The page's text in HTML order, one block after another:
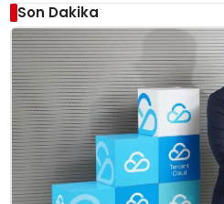
Son Dakika